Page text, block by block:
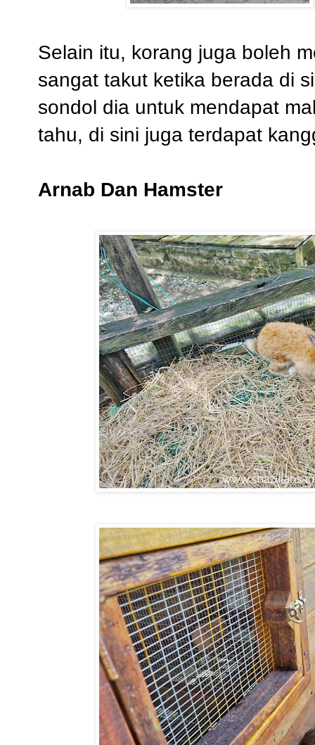
Selain itu, korang juga boleh
sangat takut ketika berada di
sondol dia untuk mendapat
tahu, di sini juga terdapat
Arnab Dan Hamster